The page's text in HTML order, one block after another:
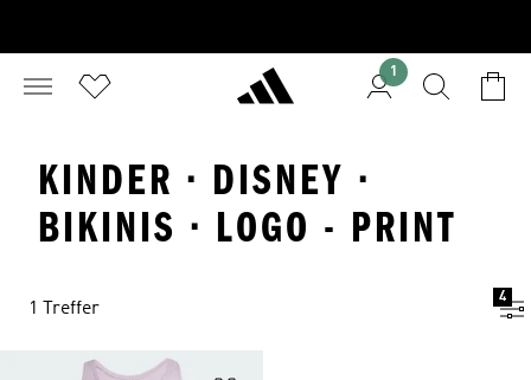
1
KINDER · DISNEY ·
BIKINIS · LOGO - PRINT
1 Treffer
4